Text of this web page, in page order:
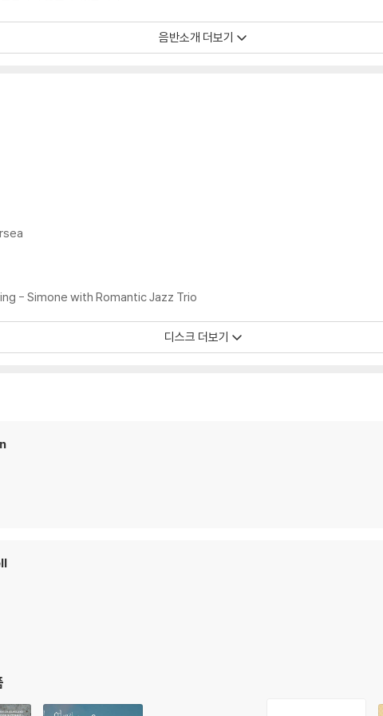
디스크 표면이 미세하게 울렁거리거나 휘어지는 경우가 있습니다.
시에도 최대한 일관되게 유지되도록 디스크 센터 홀 구경이 작게 제작되는 경우가
시면 해결됩니다.
쇄 면이 깨끗하지 않은 경우가 있으며, 이는 상품의 불량이 아닙니다. 단, 재생에
후 반품/교환이 불가합니다.
이가 날 수 있습니다.
다 색상 차이가 나는 경우도 있습니다.
료가 섞여 얼룩과 번짐, 반점 등이 발생할 수 있습니다.
확인을 위해 개봉 시의 동영상을 요청할 수 있으며, 동영상이 없는 경우 반품/교
부하여 첨부하여 고객센터에 문의 바랍니다.
음반소개 더보기
- Simone with Romantic Jazz Trio
디스크 더보기